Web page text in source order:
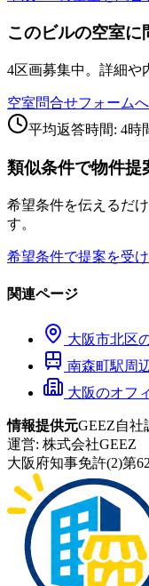
このビルの空室に
4区画募集中。詳細や
空室問合せフォームへ
平均返答時間: 4時
類似条件で物件提
希望条件を伝えるだ
す。
希望条件で提案を受
関連ページ
大阪市北区
南森町駅周
大阪のオフ
情報提供元GEEZ自社
運営: 株式会社GEEZ
大阪府知事免許(2)第